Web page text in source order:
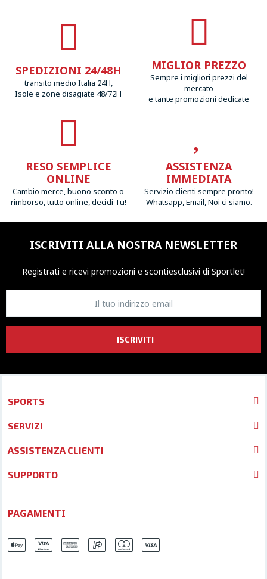
SPEDIZIONI 24/48H
transito medio Italia 24H,
Isole e zone disagiate 48/72H
MIGLIOR PREZZO
Sempre i migliori prezzi del
mercato
e tante promozioni dedicate
RESO SEMPLICE
ONLINE
Cambio merce, buono sconto o
rimborso, tutto online, decidi Tu!
ASSISTENZA
IMMEDIATA
Servizio clienti sempre pronto!
Whatsapp, Email, Noi ci siamo.
ISCRIVITI ALLA NOSTRA NEWSLETTER
Registrati e ricevi promozioni e scontiesclusivi di Sportlet!
ISCRIVITI
SPORTS
SERVIZI
ASSISTENZA CLIENTI
SUPPORTO
PAGAMENTI